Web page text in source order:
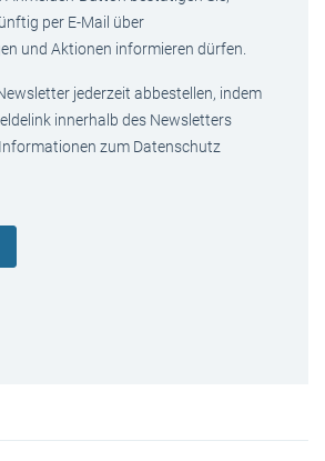
per E-Mail über
und Aktionen informieren dürfen.
jederzeit abbestellen, indem
innerhalb des Newsletters
zum Datenschutz